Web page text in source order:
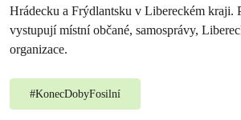
Hrádecku a Frýdlantsku v Libereckém kraji.
vystupují místní občané, samosprávy,
organizace.
#KonecDobyFosilní